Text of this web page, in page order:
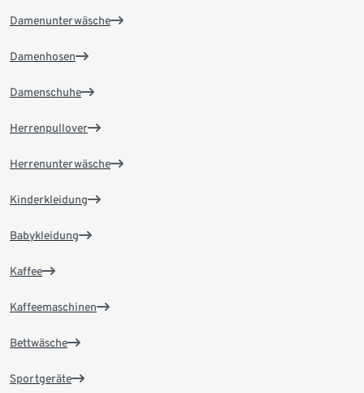
Damenunterwäsche
Damenhosen
Damenschuhe
Herrenpullover
Herrenunterwäsche
Kinderkleidung
Babykleidung
Kaffee
Kaffeemaschinen
Bettwäsche
Sportgeräte